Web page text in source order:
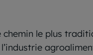
le plus